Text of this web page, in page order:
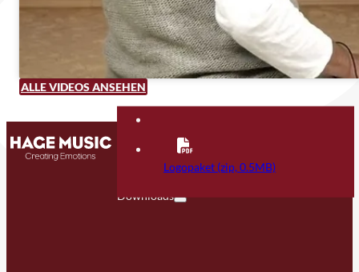
ALLE VIDEOS ANSEHEN
Downloads
Logopaket (zip, 0.5MB)